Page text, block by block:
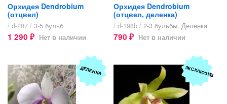
Орхидея Dendrobium
(отцвел)
/ d-207 / 3-5 бульб
1 290 ₽ Нет в наличии
Орхидея Dendrobium
(отцвел, деленка)
/ d-198b / 2-3 бульбы. Деленка
790 ₽ Нет в наличии
ДЕЛЕНКА ЭКСКЛЮЗИВ